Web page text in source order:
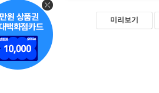
미리보기